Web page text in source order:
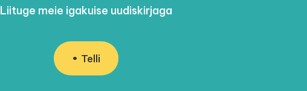
Liituge meie igakuise uudiskirjaga
Telli